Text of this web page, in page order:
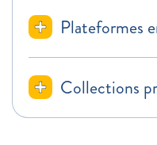
Plateformes
Collections